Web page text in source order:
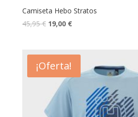
Camiseta Hebo Stratos
45,95€ 19,00 €
¡Oferta!